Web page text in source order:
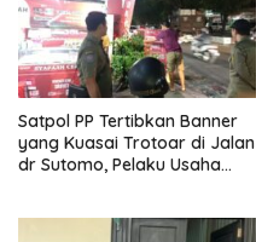
Satpol PP Tertibkan Banner
yang Kuasai Trotoar di Jalan
dr Sutomo, Pelaku Usaha